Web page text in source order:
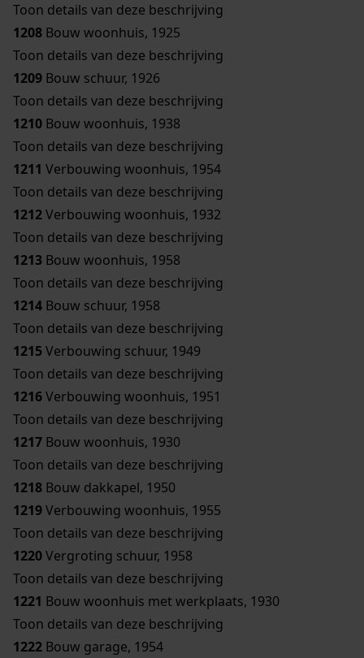
Toon details van deze beschrijving
1208 Bouw woonhuis, 1925
Toon details van deze beschrijving
1209 Bouw schuur, 1926
Toon details van deze beschrijving
1210 Bouw woonhuis, 1938
Toon details van deze beschrijving
1211 Verbouwing woonhuis, 1954
Toon details van deze beschrijving
1212Verbouwing woonhuis, 1932
Toon details van deze beschrijving
1213 Bouw woonhuis, 1958
Toon details van deze beschrijving
1214 Bouw schuur, 1958
Toon details van deze beschrijving
1215Verbouwing schuur, 1949
Toon details van deze beschrijving
1216Verbouwing woonhuis, 1951
Toon details van deze beschrijving
1217 Bouw woonhuis, 1930
Toon details van deze beschrijving
1218 Bouw dakkapel, 1950
1219Verbouwing woonhuis, 1955
Toon details van deze beschrijving
1220Vergroting schuur, 1958
Toon details van deze beschrijving
1221 Bouw woonhuis met werkplaats, 1930
Toon details van deze beschrijving
1222 Bouw garage, 1954